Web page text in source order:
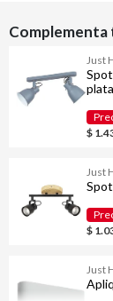
Just
plata
$
Just
$
Just